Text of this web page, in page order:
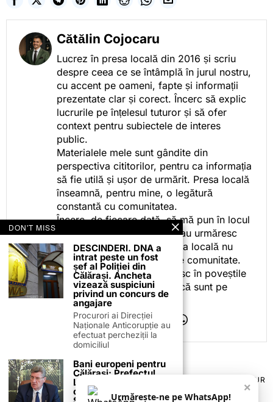
Cătălin Cojocaru
Lucrez în presa locală din 2016 și scriu
despre ceea ce se întâmplă în jurul nostru,
cu accent pe oameni, fapte și informații
prezentate clar și corect. Încerc să explic
lucrurile pe înțelesul tuturor și să ofer
context pentru subiectele de interes
public.
Materialele mele sunt gândite din
perspectiva cititorilor, pentru ca informația
să fie utilă și ușor de urmărit. Presa locală
înseamnă, pentru mine, o legătură
constantă cu comunitatea.
Încerc, de fiecare dată, să mă pun în locul
celor care citesc, privesc sau urmăresc
ceea ce fac. Pentru că presa locală nu
este despre mine, ci despre comunitate.
Iar dacă oamenii se regăsesc în poveștile
pe care le spun, înseamnă că sunt pe
drumul bun.
TERMENI ȘI CONDIȚII
POLITICA DE ANULARE & RETUR
PUBLICITATE ONLINE & TIPĂRITĂ
CONTACT
ZIARUL ANUNȚUL CĂLĂRĂȘEAN
×
Urmărește-ne pe WhatsApp!
DON'T MISS
DESCINDERI. DNA a
intrat peste un fost
șef al Poliției din
Călărași. Ancheta
vizează suspiciuni
privind un concurs de
angajare
Procurori ai Direcției
Naționale Anticorupție au
efectuat percheziții la
domiciliul
Bani europeni pentru
Călărași: Prefectul
Laurențiu State anunță
colaborarea cu ADR